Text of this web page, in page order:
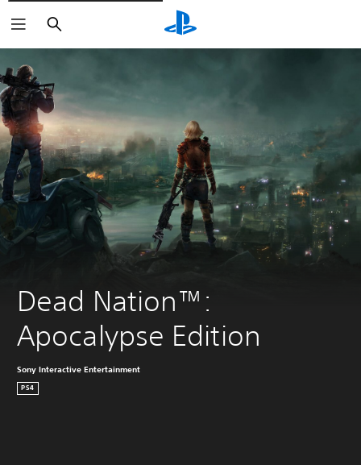
Zoeken
Dead Nation™:
Apocalypse Edition
Sony Interactive Entertainment
PS4